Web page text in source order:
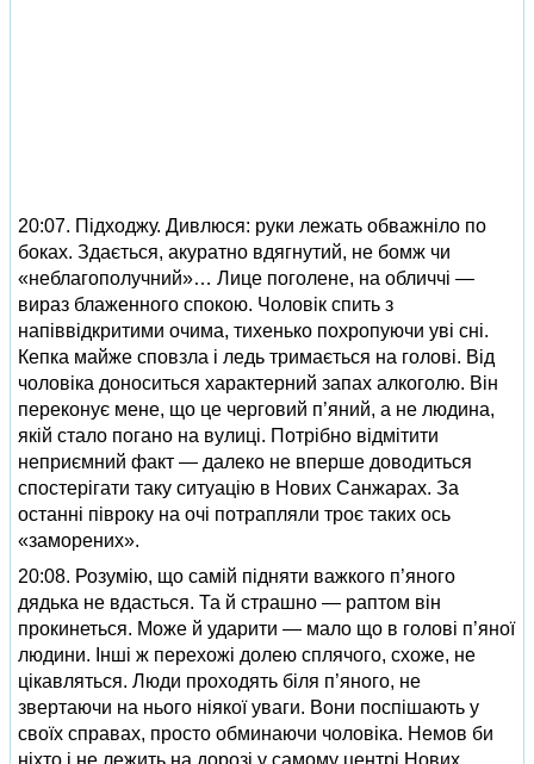
20:07. Підходжу. Дивлюся: руки лежать обважніло по
боках. Здається, акуратно вдягнутий, не бомж чи
«неблагополучний»… Лице поголене, на обличчі —
вираз блаженного спокою. Чоловік спить з
напіввідкритими очима, тихенько похропуючи уві сні.
Кепка майже сповзла і ледь тримається на голові. Від
чоловіка доноситься характерний запах алкоголю. Він
переконує мене, що це черговий п’яний, а не людина,
якій стало погано на вулиці. Потрібно відмітити
неприємний факт — далеко не вперше доводиться
спостерігати таку ситуацію в Нових Санжарах. За
останні півроку на очі потрапляли троє таких ось
«заморених».
20:08. Розумію, що самій підняти важкого п’яного
дядька не вдасться. Та й страшно — раптом він
прокинеться. Може й ударити — мало що в голові п’яної
людини. Інші ж перехожі долею сплячого, схоже, не
цікавляться. Люди проходять біля п’яного, не
звертаючи на нього ніякої уваги. Вони поспішають у
своїх справах, просто обминаючи чоловіка. Немов би
ніхто і не лежить на дорозі у самому центрі Нових